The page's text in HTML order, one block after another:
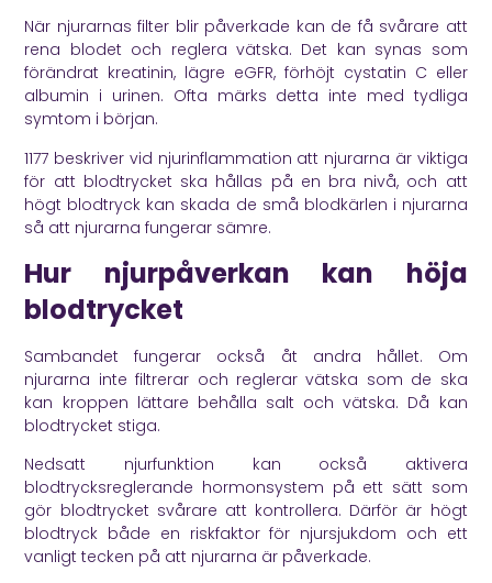
När njurarnas filter blir påverkade kan de få svårare att
rena blodet och reglera vätska. Det kan synas som
förändrat kreatinin, lägre eGFR, förhöjt cystatin C eller
albumin i urinen. Ofta märks detta inte med tydliga
symtom i början.
1177 beskriver vid njurinflammation att njurarna är viktiga
för att blodtrycket ska hållas på en bra nivå, och att
högt blodtryck kan skada de små blodkärlen i njurarna
så att njurarna fungerar sämre.
Hur njurpåverkan kan höja
blodtrycket
Sambandet fungerar också åt andra hållet. Om
njurarna inte filtrerar och reglerar vätska som de ska
kan kroppen lättare behålla salt och vätska. Då kan
blodtrycket stiga.
Nedsatt njurfunktion kan också aktivera
blodtrycksreglerande hormonsystem på ett sätt som
gör blodtrycket svårare att kontrollera. Därför är högt
blodtryck både en riskfaktor för njursjukdom och ett
vanligt tecken på att njurarna är påverkade.